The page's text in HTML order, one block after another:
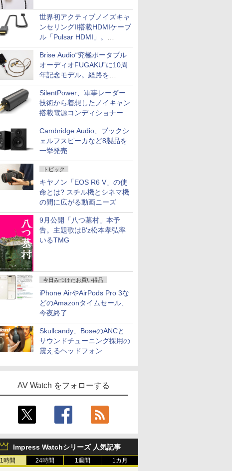
世界初アクティブノイズキャ
ンセリングII搭載HDMIケーブ
ル「Pulsar HDMI」。
SilentPowerから
Brise Audio“究極ポータブル
オーディオFUGAKU”に10周
年記念モデル。経路を
NISHIKIで統一。400万円
SilentPower、軍事レーダー
技術から着想したノイキャン
搭載電源コンディショナー
「AC iPurifier2」
Cambridge Audio、ブックシ
ェルフスピーカなど8製品を
一挙発売
トピック
キヤノン「EOS R6 V」の使
命とは? スチル機とシネマ機
の間に広がる動画ニーズ
9月公開「八つ墓村」本予
告。主題歌はB'z松本孝弘率
いるTMG
今日みつけたお買い得品
iPhone AirやAirPods Pro 3な
どのAmazonタイムセール、
今夜終了
Skullcandy、BoseのANCと
サウンドチューニング採用の
震えるヘッドフォン
AV Watch をフォローする
Impress Watchシリーズ 人気記事
1時間 24時間 1週間 1カ月